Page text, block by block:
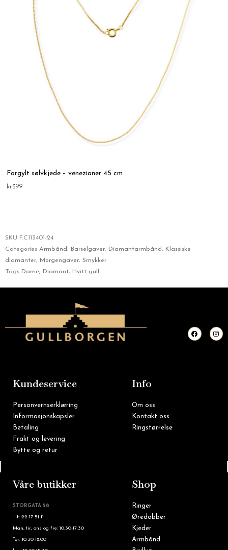
Forgylt sølvkjede – venezianer 45 cm
kr399
SKU F.C113401-24
Categories Armbånd, Barselgaver, Diamantarmbånd, Klassiske
diamanter, Morgengaver, Smykker
Tags Dame, Diamant, Hvitt gull
F
a
c
I
n
s
Kundeservice
Personvernserklæring
Informasjonskapsler
Betaling
Frakt og levering
Bytte og retur
Info
Om oss
Kontakt oss
Ringstørrelse
Våre butikker
STORGATA 28
Tlf: 22 17 51 11
Man, tir, ons og fre: 10.30-17.30
Tor: 10.30-18.00
Shop
Ringer
Øredobber
Kjeder
Armbånd